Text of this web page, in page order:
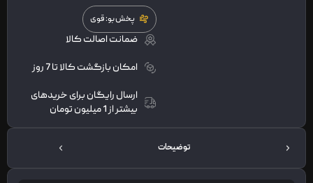
پخش بو: قوی
ضمانت اصالت کالا
امکان بازگشت کالا تا 7 روز
ارسال رایگان برای خریدهای
بیشتر از 1 میلیون تومان
توضیحات